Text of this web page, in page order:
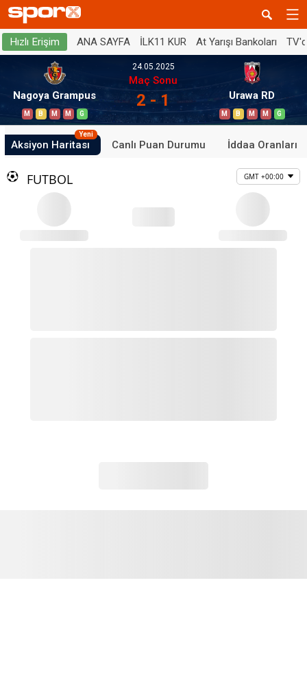
Hızlı Erişim ANA SAYFA İLK11 KUR At Yarışı Bankoları
Nagoya Grampus
M B M M G
24.05.2025
Maç Sonu
2 - 1 Urawa RD
M B M M G
Aksiyon Haritası
Yeni
Canlı Puan Durumu İddaa Oranları
FUTBOL GMT +00:00